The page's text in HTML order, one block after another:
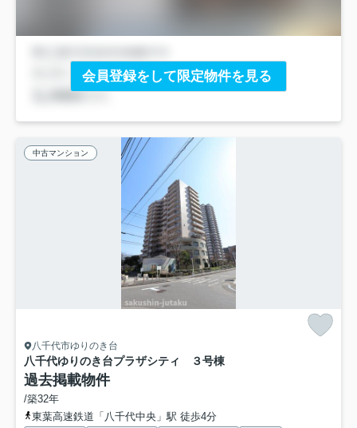
会員登録をして限定物件を見る
中古マンション
八千代市ゆりのき台
八千代ゆりのき台プラザシティ ３号棟
過去掲載物件
/築32年
東葉高速鉄道「八千代中央」駅 徒歩4分